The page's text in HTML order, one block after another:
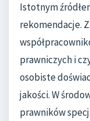
Istotnym
rekomendacje.
prawniczych i
osobiste
jakości. W
prawników